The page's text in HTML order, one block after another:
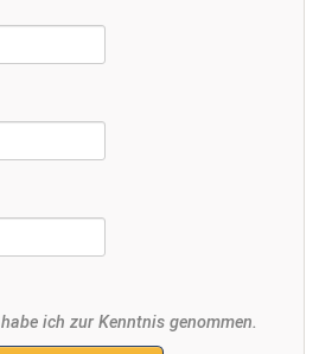
habe ich zur Kenntnis genommen.